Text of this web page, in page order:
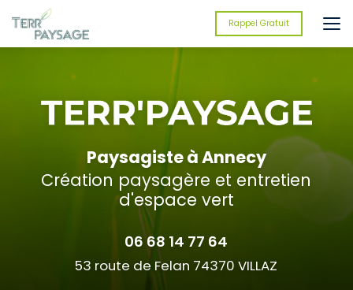
au
contenu
principal
Rappel Gratuit
Paysagiste à Annecy
Création paysagère et entretien
d'espace vert
06 68 14 77 64
53 route de Felan 74370 VILLAZ